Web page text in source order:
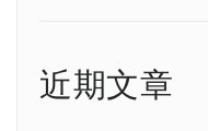
近期文章